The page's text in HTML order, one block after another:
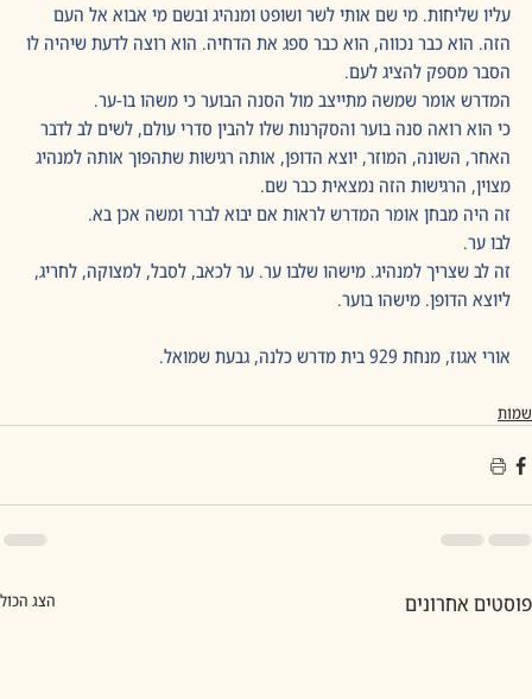
עליו שליחות. מי שם אותי לשר ושופט ומנהיג ובשם מי אבוא אל העם
הזה. הוא כבר נכווה, הוא כבר ספג את הדחיה. הוא רוצה לדעת שיהיה לו
הסבר מספק להציג לעם.
המדרש אומר שמשה מתייצב מול הסנה הבוער כי משהו בו-ער.
כי הוא רואה סנה בוער והסקרנות שלו להבין סדרי עולם, לשים לב לדבר
האחר, השונה, המוזר, יוצא הדופן, אותה רגישות שתהפוך אותה למנהיג
מצוין, הרגישות הזה נמצאית כבר שם.
זה היה מבחן אומר המדרש לראות אם יבוא לברר ומשה אכן בא.
לבו ער.
זה לב שצריך למנהיג. מישהו שלבו ער. ער לכאב, לסבל, למצוקה, לחריג,
ליוצא הדופן. מישהו בוער.
אורי אגוז, מנחת 929 בית מדרש כלנה, גבעת שמואל.
שמות
פוסטים אחרונים הצג הכול